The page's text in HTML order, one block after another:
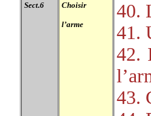
Sect.6 Choisir
l’arme
40.
41.
42.
l’
43.